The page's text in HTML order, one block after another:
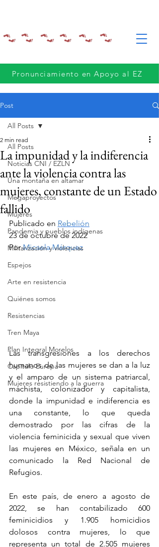
Pronunciamiento en Apoyo al EZ
Post
All Posts
Noticias CNI / EZLN
Una montaña en altamar
Megaproyectos
Mujeres
Pandemia y pueblos indígenas
Militarización y violencias
Espejos
Arte en resistencia
Quiénes somos
Resistencias
Tren Maya
Plan Integral Morelos
Capítulo Europa
Mujeres resistiendo a la guerra
All Posts
La impunidad y la indiferencia
ante la violencia contra las
mujeres, constante de un Estado
fallido
2 min read
Publicado en Rebelión
23 de octubre de 2022
Por Micaela Márquez
Las transgresiones a los derechos
humanos de las mujeres se dan a la luz
y el amparo de un sistema patriarcal,
machista, colonizador y capitalista,
donde la impunidad e indiferencia es
una constante, lo que queda
demostrado por las cifras de la
violencia feminicida y sexual que viven
las mujeres en México, señala en un
comunicado la Red Nacional de
Refugios.
En este país, de enero a agosto de
2022, se han contabilizado 600
feminicidios y 1.905 homicidios
dolosos contra mujeres, lo que
representa un total de 2.505 mujeres